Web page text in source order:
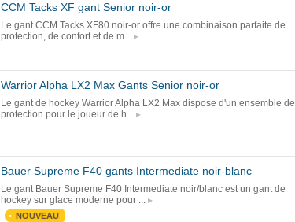
CCM Tacks XF gant Senior noir-or
Le gant CCM Tacks XF80 noir-or offre une combinaison parfaite de
protection, de confort et de m...
Warrior Alpha LX2 Max Gants Senior noir-or
Le gant de hockey Warrior Alpha LX2 Max dispose d'un ensemble de
protection pour le joueur de h...
Bauer Supreme F40 gants Intermediate noir-blanc
Le gant Bauer Supreme F40 Intermediate noir/blanc est un gant de
hockey sur glace moderne pour ...
NOUVEAU